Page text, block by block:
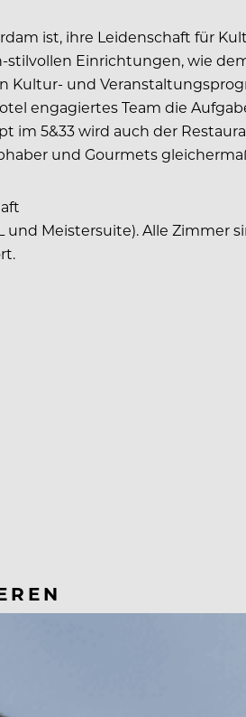
ist, ihre Leidenschaft für
Einrichtungen, wie
und
engagiertes Team die
5&33 wird auch der
und Gourmets
Meistersuite). Alle Zimmer